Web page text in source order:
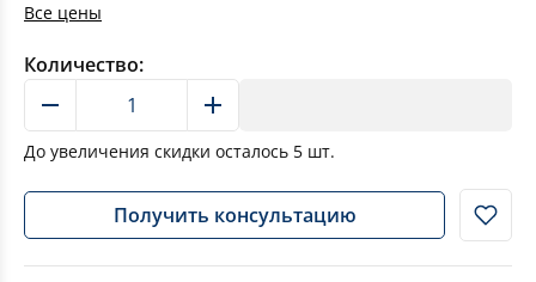
Все цены
Количество:
До увеличения скидки осталось 5 шт.
Получить консультацию